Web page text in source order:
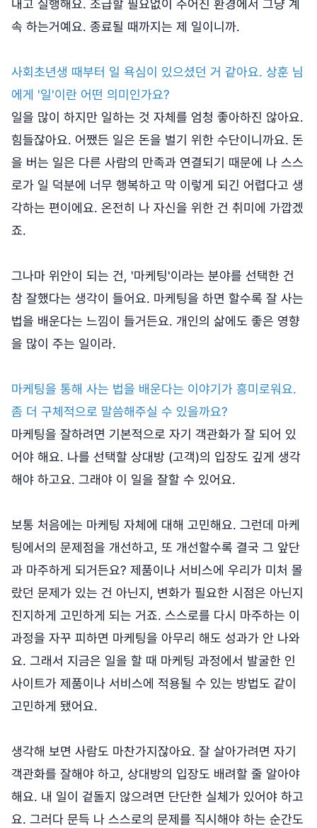
내고 실행해요. 조급할 필요없이 주어진 환경에서 그냥 계
속 하는거예요. 종료될 때까지는 제 일이니까.
사회초년생 때부터 일 욕심이 있으셨던 거 같아요. 상훈 님
에게 '일'이란 어떤 의미인가요?
일을 많이 하지만 일하는 것 자체를 엄청 좋아하진 않아요.
힘들잖아요. 어쨌든 일은 돈을 벌기 위한 수단이니까요. 돈
을 버는 일은 다른 사람의 만족과 연결되기 때문에 나 스스
로가 일 덕분에 너무 행복하고 막 이렇게 되긴 어렵다고 생
각하는 편이에요. 온전히 나 자신을 위한 건 취미에 가깝겠
죠.
그나마 위안이 되는 건, '마케팅'이라는 분야를 선택한 건
참 잘했다는 생각이 들어요. 마케팅을 하면 할수록 잘 사는
법을 배운다는 느낌이 들거든요. 개인의 삶에도 좋은 영향
을 많이 주는 일이라.
마케팅을 통해 사는 법을 배운다는 이야기가 흥미로워요.
좀 더 구체적으로 말씀해주실 수 있을까요?
마케팅을 잘하려면 기본적으로 자기 객관화가 잘 되어 있
어야 해요. 나를 선택할 상대방 (고객)의 입장도 깊게 생각
해야 하고요. 그래야 이 일을 잘할 수 있어요.
보통 처음에는 마케팅 자체에 대해 고민해요. 그런데 마케
팅에서의 문제점을 개선하고, 또 개선할수록 결국 그 앞단
과 마주하게 되거든요? 제품이나 서비스에 우리가 미처 몰
랐던 문제가 있는 건 아닌지, 변화가 필요한 시점은 아닌지
진지하게 고민하게 되는 거죠. 스스로를 다시 마주하는 이
과정을 자꾸 피하면 마케팅을 아무리 해도 성과가 안 나와
요. 그래서 지금은 일을 할 때 마케팅 과정에서 발굴한 인
사이트가 제품이나 서비스에 적용될 수 있는 방법도 같이
고민하게 됐어요.
생각해 보면 사람도 마찬가지잖아요. 잘 살아가려면 자기
객관화를 잘해야 하고, 상대방의 입장도 배려할 줄 알아야
해요. 내 일이 겉돌지 않으려면 단단한 실체가 있어야 하고
요. 그러다 문득 나 스스로의 문제를 직시해야 하는 순간도